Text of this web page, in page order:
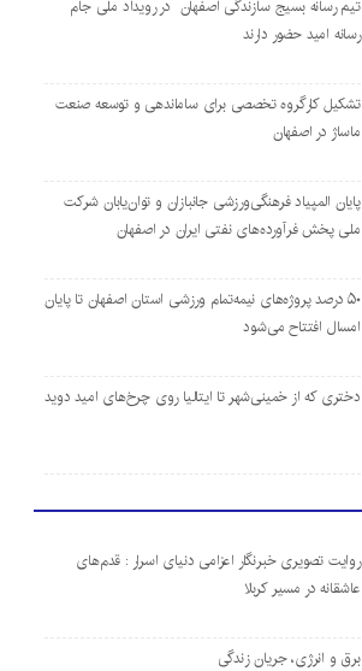
تیم رسانه بسیج سازندگی اصفهان در رویداد ملی جام
رسانه امید حضور دارند
تشکیل کارگروه تخصصی برای ساماندهی و توسعه صنعت
ماساژ در اصفهان
پایان المپیاد فرهنگی‌ورزشی جانبازان و توان‌یابان شرکت
ملی پخش فرآورده‌های نفتی ایران در اصفهان
۵۰ درصد پروژه‌های نیمه‌تمام ورزشی استان اصفهان تا پایان
امسال افتتاح می‌شود
دختری که از خمینی‌شهر تا ایتالیا روی چرخ‌های امید دوید
روایت تصویری خبرنگار اعزامی دنیای اسرار : قدم‌های
عاشقانه در مسیر کربلا
برق و انرژی، جریان زندگی